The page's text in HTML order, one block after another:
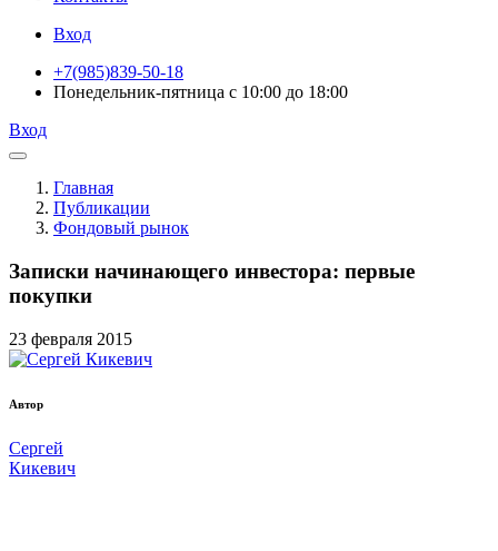
Вход
+7(985)839-50-18
Понедельник-пятница с 10:00 до 18:00
Вход
Главная
Публикации
Фондовый рынок
Записки начинающего инвестора: первые
покупки
23 февраля 2015
Автор
Сергей
Кикевич